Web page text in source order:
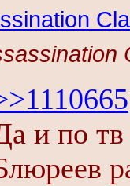
и по